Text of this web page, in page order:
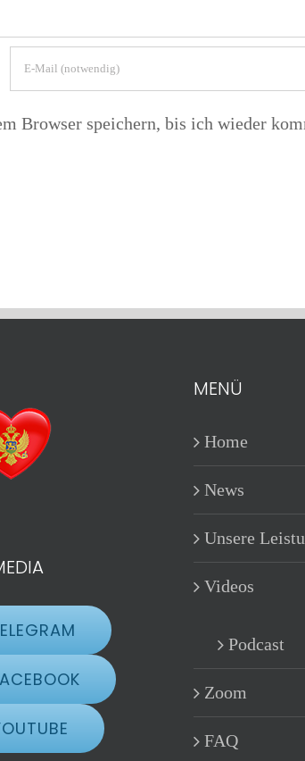
Browser speichern, bis ich wieder
MENÜ
Home
News
Unsere
Videos
Podcast
Zoom
FAQ